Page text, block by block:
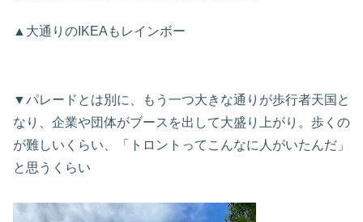
▲大通りのIKEAもレインボー
▼パレードとは別に、もう一つ大きな通りが歩行者天国と
なり、企業や団体がブースを出して大盛り上がり。歩くの
が難しいくらい、「トロントってこんなに人がいたんだ」
と思うくらい